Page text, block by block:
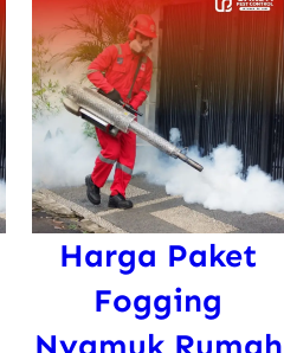
Harga Paket
Fogging
Nyamuk Rumah